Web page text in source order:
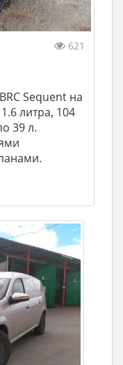
621
Sequent на
литра, 104
39 л.